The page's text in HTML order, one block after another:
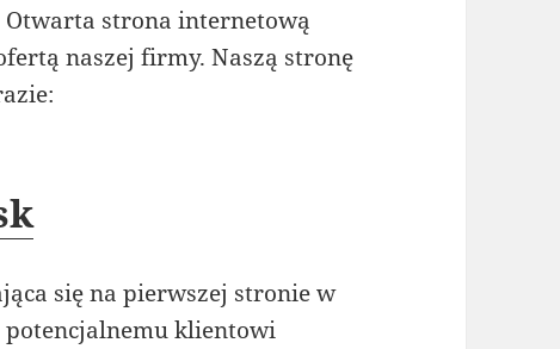
strona internetową
naszej firmy. Naszą stronę
się na pierwszej stronie w
klientowi